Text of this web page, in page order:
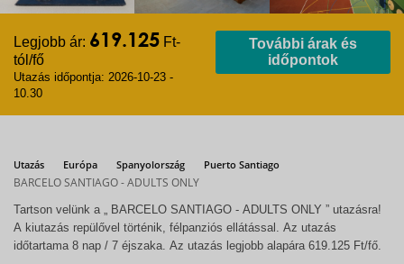
Legjobb ár: 619.125 Ft-
tól/fő
Utazás időpontja: 2026-10-23 -
10.30
További árak és
időpontok
Utazás Európa Spanyolország Puerto Santiago
BARCELO SANTIAGO - ADULTS ONLY
Tartson velünk a „ BARCELO SANTIAGO - ADULTS ONLY ” utazásra!
A kiutazás repülővel történik, félpanziós ellátással. Az utazás
időtartama 8 nap / 7 éjszaka. Az utazás legjobb alapára 619.125 Ft/fő.